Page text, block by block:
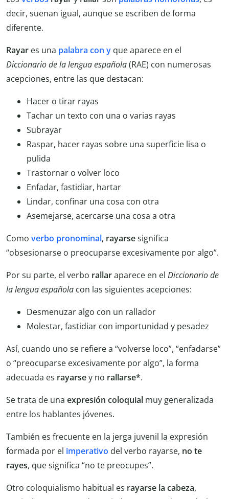
decir, suenan igual, aunque se escriben de forma
diferente.
Rayar es una palabra con y que aparece en el
Diccionario de la lengua española(RAE) con numerosas
acepciones, entre las que destacan:
Hacer o tirar rayas
Tachar un texto con una o varias rayas
Subrayar
Raspar, hacer rayas sobre una superficie lisa o
pulida
Trastornar o volver loco
Enfadar, fastidiar, hartar
Lindar, confinar una cosa con otra
Asemejarse, acercarse una cosa a otra
Como verbo pronominal, rayarsesignifica
“obsesionarse o preocuparse excesivamente por algo”.
Por su parte, el verbo rallaraparece en el Diccionario de
la lengua española con las siguientes acepciones:
Desmenuzar algo con un rallador
Molestar, fastidiar con importunidad y pesadez
Así, cuando uno se refiere a “volverse loco”, “enfadarse”
o “preocuparse excesivamente por algo”, la forma
adecuada es rayarsey no rallarse*.
Se trata de una expresión coloquial muy generalizada
entre los hablantes jóvenes.
También es frecuente en la jerga juvenil la expresión
formada por el imperativo del verbo rayarse, no te
rayes, que significa “no te preocupes”.
Otro coloquialismo habitual es rayarse la cabeza,